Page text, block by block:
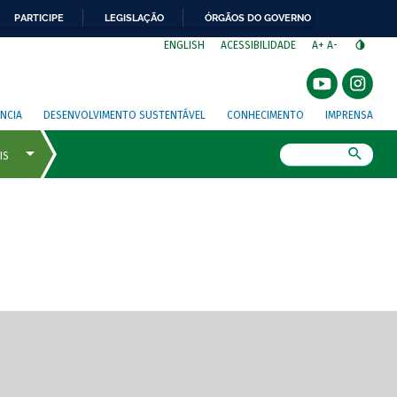
PARTICIPE LEGISLAÇÃO ÓRGÃOS DO GOVERNO
ENGLISH ACESSIBILIDADE A+ A-
DESENVOLVIMENTO SUSTENTÁVEL CONHECIMENTO IMPRENSA
de tela